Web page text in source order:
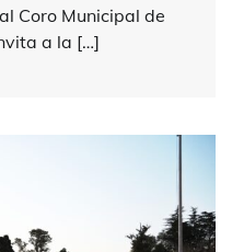
Coro Municipal de
a la […]